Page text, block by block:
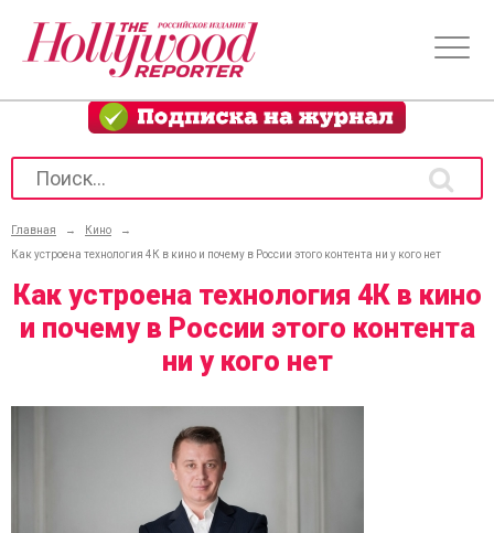
Главная → Кино
→
Как устроена технология 4К в кино и почему в России этого контента ни у кого нет
Как устроена технология 4К в кино
и почему в России этого контента
ни у кого нет